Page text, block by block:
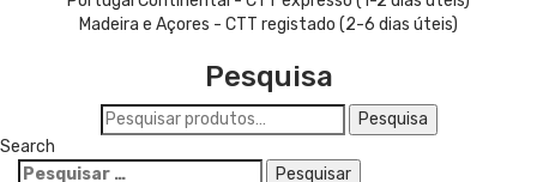
Madeira e Açores - CTT registado (2-6 dias úteis)
Pesquisa
Pesquisar
por:
Pesquisa
Search
Pesquisar